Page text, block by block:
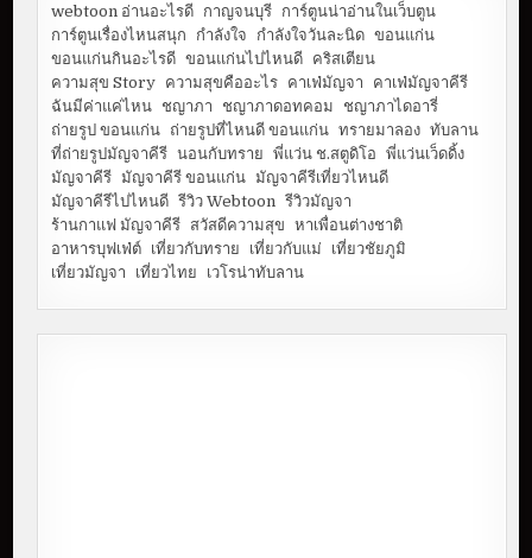
webtoon อ่านอะไรดี กาญจนบุรี การ์ตูนน่าอ่านในเว็บตูน
การ์ตูนเรื่องไหนสนุก
กำลังใจ กำลังใจวันละนิด ขอนแก่น
ขอนแก่นกินอะไรดี ขอนแก่นไปไหนดี คริสเตียน
ความสุข Story ความสุขคืออะไร คาเฟ่มัญจา
คาเฟ่มัญจาคีรี
ฉันมีค่าแค่ไหน ชญาภา ชญาภาดอทคอม
ชญาภาไดอารี่
ถ่ายรูป ขอนแก่น ถ่ายรูปที่ไหนดี ขอนแก่น ทรายมาลอง ทับลาน
ที่ถ่ายรูปมัญจาคีรี นอนกับทราย พี่แว่น ช.สตูดิโอ
พี่แว่นเว็ดดิ้ง
มัญจาคีรี มัญจาคีรี ขอนแก่น มัญจาคีรีเที่ยวไหนดี
มัญจาคีรีไปไหนดี รีวิว Webtoon รีวิวมัญจา
ร้านกาแฟ มัญจาคีรี สวัสดีความสุข
หาเพื่อนต่างชาติ
อาหารบุฟเฟ่ต์ เที่ยวกับทราย เที่ยวกับแม่
เที่ยวชัยภูมิ
เที่ยวมัญจา
เที่ยวไทย เวโรน่าทับลาน